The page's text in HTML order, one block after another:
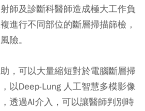
師及診斷科醫師造成極大工作負
進行不同部位的斷層掃描篩檢，
險。
，可以大量縮短對於電腦斷層掃
以Deep-Lung 人工智慧多模影像
透過AI介入，可以讓醫師判別時